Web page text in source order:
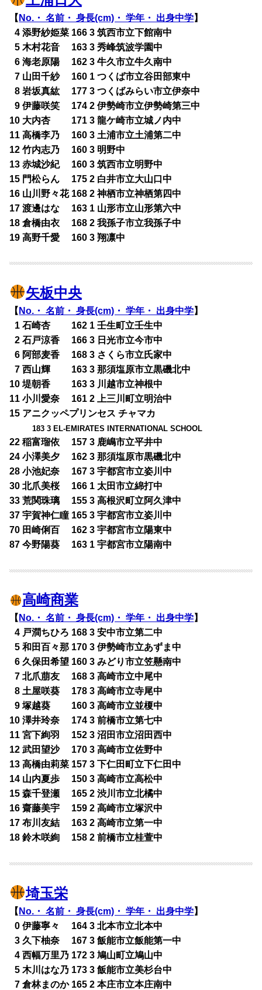
【 No.・ 名前・ 身長(cm)・ 学年・ 出身中学】
04 添野紗姫菜 166 3 筑西市立下館南中
05 木村花音 163 3 秀峰筑波学園中
06 海老原陽 162 3 牛久市立牛久南中
07 山田千紗 160 1 つくば市立谷田部東中
08 岩坂真紘 177 3 つくばみらい市立伊奈中
09 伊藤咲笑 174 2 伊勢崎市立伊勢崎第三中
10 大内杏 171 3 龍ケ崎市立城ノ内中
11 高橋李乃 160 3 土浦市立土浦第二中
12 竹内志乃 160 3 明野中
13 赤城沙紀 160 3 筑西市立明野中
15 門松らん 175 2 白井市立大山口中
16 山川野々花 168 2 神栖市立神栖第四中
17 渡邊はな 163 1 山形市立山形第六中
18 倉橋由衣 168 2 我孫子市立我孫子中
19 高野千愛 160 3 翔凛中
矢板中央
【 No.・ 名前・ 身長(cm)・ 学年・ 出身中学】
1 石崎杏 162 1 壬生町立壬生中
02 石戸涼香 166 3 日光市立今市中
06 阿部麦香 168 3 さくら市立氏家中
07 西山輝 163 3 那須塩原市立黒磯北中
10 堤朝香 163 3 川越市立神根中
11 小川愛奈 161 2 上三川町立明治中
15 アニクッペプリンセス チャマカ
183 3 EL-EMIRATES INTERNATIONAL SCHOOL
22 稲富瑠依 157 3 鹿嶋市立平井中
24 小澤美夕 162 3 那須塩原市黒磯北中
28 小池妃奈 167 3 宇都宮市立姿川中
30 北爪美桜 166 1 太田市立綿打中
33 荒関珠璃 155 3 高根沢町立阿久津中
37 宇賀神仁瞳 165 3 宇都宮市立姿川中
70 田崎俐百 162 3 宇都宮市立陽東中
87 今野陽葵 163 1 宇都宮市立陽南中
高崎商業
【 No.・ 名前・ 身長(cm)・ 学年・ 出身中学】
04 戸澗ちひろ 168 3 安中市立第二中
05 和田百々那 170 3 伊勢崎市立あずま中
06 久保田希望 160 3 みどり市立笠懸南中
07 北爪萠友 168 3 高崎市立中尾中
08 土屋咲葵 178 3 高崎市立寺尾中
09 塚越葵 160 3 高崎市立並榎中
10 澤井玲奈 174 3 前橋市立第七中
11 宮下絢羽 152 3 沼田市立沼田西中
12 武田望沙 170 3 高崎市立佐野中
13 高橋由莉菜 157 3 下仁田町立下仁田中
14 山内夏歩 150 3 高崎市立高松中
15 森千登瀬 165 2 渋川市立北橘中
16 齋藤美宇 159 2 高崎市立塚沢中
17 布川友結 163 2 高崎市立第一中
18 鈴木咲絢 158 2 前橋市立桂萱中
埼玉栄
【 No.・ 名前・ 身長(cm)・ 学年・ 出身中学】
00 伊藤寧々 164 3 北本市立北本中
03 久下柚奈 167 3 飯能市立飯能第一中
04 西幅万里乃 172 3 鳩山町立鳩山中
05 木川はな乃 173 3 飯能市立美杉台中
07 倉林まのか 165 2 本庄市立本庄南中